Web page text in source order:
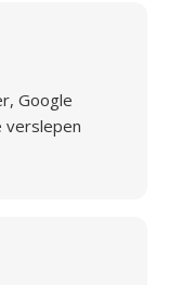
Google
verslepen